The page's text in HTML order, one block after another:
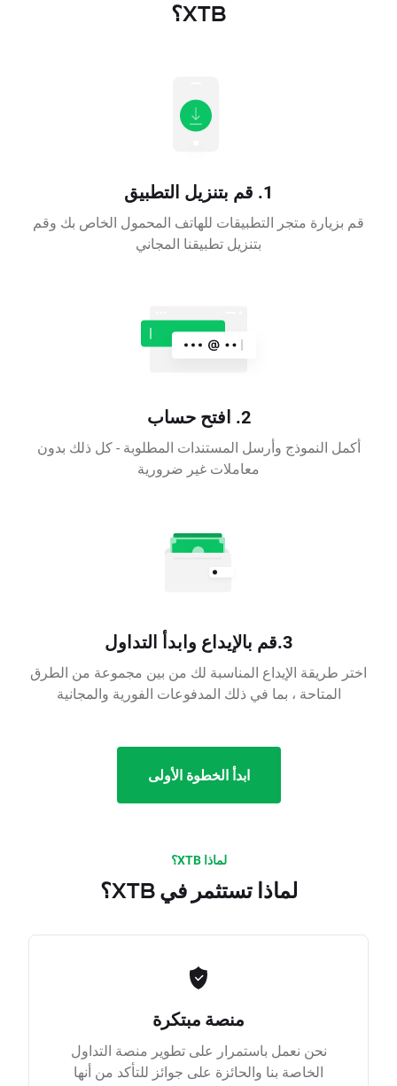
XTB؟
1. قم بتنزيل التطبيق
قم بزيارة متجر التطبيقات للهاتف المحمول الخاص بك وقم
بتنزيل تطبيقنا المجاني
2. افتح حساب
أكمل النموذج وأرسل المستندات المطلوبة - كل ذلك بدون
معاملات غير ضرورية
3.قم بالإيداع وابدأ التداول
اختر طريقة الإيداع المناسبة لك من بين مجموعة من الطرق
المتاحة ، بما في ذلك المدفوعات الفورية والمجانية
ابدأ الخطوة الأولى
لماذا XTB؟
لماذا تستثمر في XTB؟
منصة مبتكرة
نحن نعمل باستمرار على تطوير منصة التداول
الخاصة بنا والحائزة على جوائز للتأكد من أنها